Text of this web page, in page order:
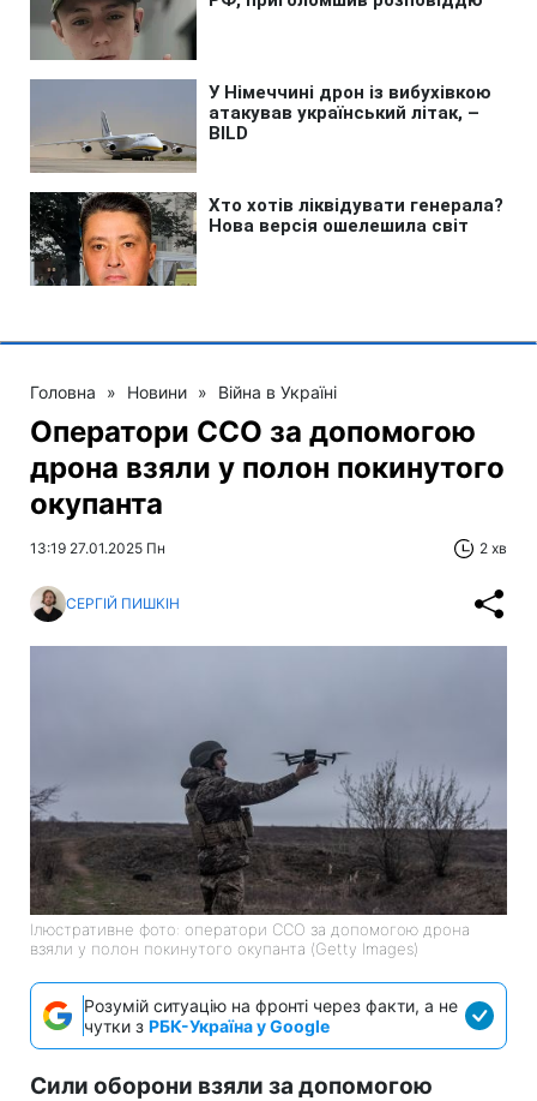
Головна » Новини » Війна в Україні
Оператори ССО за допомогою
дрона взяли у полон покинутого
окупанта
13:19 27.01.2025 Пн 2 хв
СЕРГІЙ ПИШКІН
Ілюстративне фото: оператори ССО за допомогою дрона
взяли у полон покинутого окупанта (Getty Images)
Розумій ситуацію на фронті через факти, а не
чутки з РБК-Україна у Google
Сили оборони взяли за допомогою